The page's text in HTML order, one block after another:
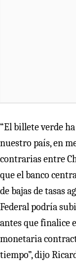
“El billete verde
nuestro país, en
contrarias entre
que el banco
de bajas de tasas
Federal podría
antes que finalice
monetaria
tiempo”, dijo